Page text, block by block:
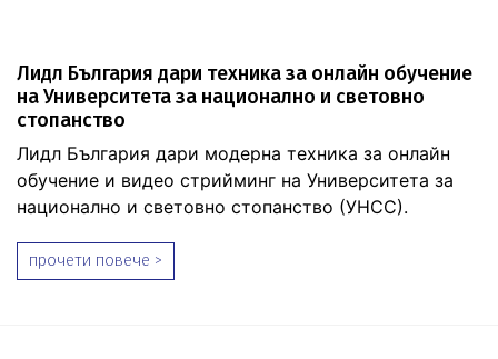
Лидл България дари техника за онлайн обучение
на Университета за национално и световно
стопанство
Лидл България дари модерна техника за онлайн
обучение и видео стрийминг на Университета за
национално и световно стопанство (УНСС).
прочети повече >